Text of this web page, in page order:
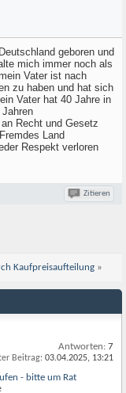
geboren und
mich immer noch als
Vater ist nach
zu haben und hat sich
Vater hat 40 Jahre in
Recht und Gesetz
Land
Respekt verloren
Zitieren
Kaufpreisaufteilung »
Antworten: 7
Beitrag: 03.04.2025, 13:21
- bitte um Rat